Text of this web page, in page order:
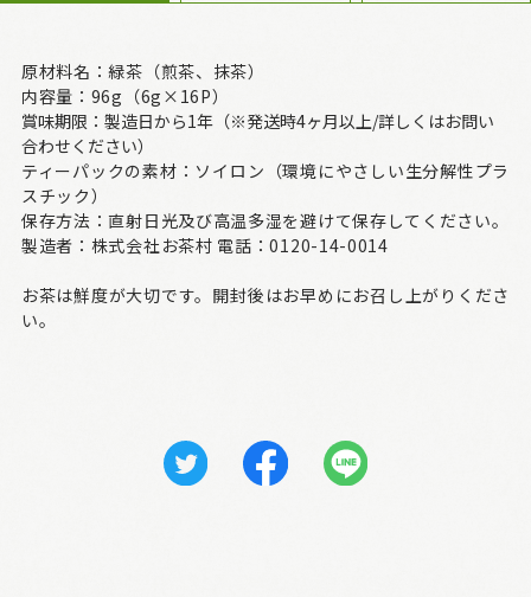
原材料名：緑茶（煎茶、抹茶）
内容量：96g（6g×16P）
賞味期限：製造日から1年（※発送時4ヶ月以上/詳しくはお問い
合わせください）
ティーパックの素材：ソイロン（環境にやさしい生分解性プラ
スチック）
保存方法：直射日光及び高温多湿を避けて保存してください。
製造者：株式会社お茶村 電話：0120-14-0014
お茶は鮮度が大切です。開封後はお早めにお召し上がりくださ
い。